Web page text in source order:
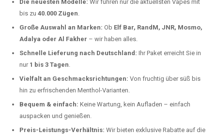
Die neuesten Modelle: Wir führen nur die aktuellsten Vapes mit
bis zu 40.000 Zügen.
Große Auswahl an Marken: Ob Elf Bar, RandM, JNR, Mosmo,
Adalya oder Al Fakher – wir haben alles.
Schnelle Lieferung nach Deutschland: Ihr Paket erreicht Sie in
nur 1 bis 3 Tagen.
Vielfalt an Geschmacksrichtungen: Von fruchtig über süß bis
hin zu erfrischenden Menthol-Varianten.
Bequem & einfach: Keine Wartung, kein Aufladen – einfach
auspacken und genießen.
Preis-Leistungs-Verhältnis: Wir bieten exklusive Rabatte auf die